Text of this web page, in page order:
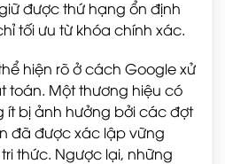
được thứ hạng ổn định
tối ưu từ khóa chính xác.
hiện rõ ở cách Google xử
toán. Một thương hiệu có
ít bị ảnh hưởng bởi các đợt
đã được xác lập vững
thức. Ngược lại, những